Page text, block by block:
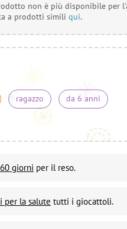
non è più disponibile per
a prodotti simili qui.
ragazzo da 6 anni
60 giorni per il reso.
per la salute tutti i giocattoli.